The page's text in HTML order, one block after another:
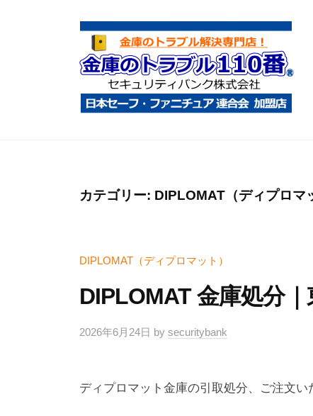
ト
ル
1
0
開
・
動
理
カテゴリー: DIPLOMAT（ディプロマ
DIPLOMAT（ディプロマット）
DIPLOMAT 金庫処分
2026年6月24日 by securitybank
ディプロマット金庫の引取処分、ご注文い
庫
の
ト
ラ
ブ
ル
番